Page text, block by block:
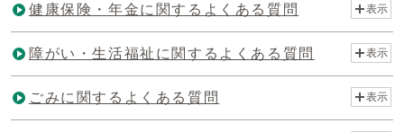
健康保険・年金に関するよくある質問 表示
障がい・生活福祉に関するよくある質問 表示
ごみに関するよくある質問 表示